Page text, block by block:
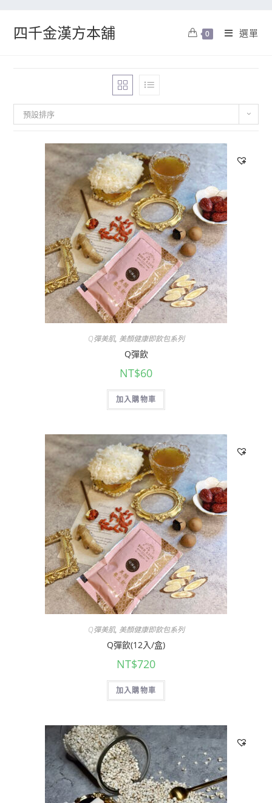
四千金漢方本舖 0 選單
預設排序
Q彈美肌, 美顏健康即飲包系列
Q彈飲
NT$60
加入購物車
Q彈美肌, 美顏健康即飲包系列
Q彈飲(12入/盒)
NT$720
加入購物車